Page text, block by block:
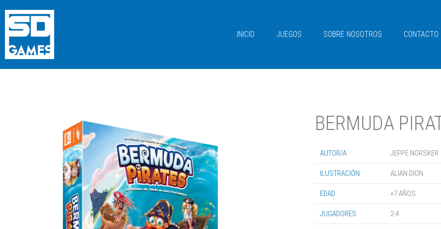
INICIO JUEGOS SOBRE NOSOTROS CONTACTO
BERMUDA
AUTOR/A JEPPE NORSKER
ILUSTRACIÓN ALIAN DION
EDAD +7 AÑOS
JUGADORES 2-4